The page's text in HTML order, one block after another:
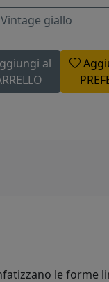
Vintage giallo
al
le forme